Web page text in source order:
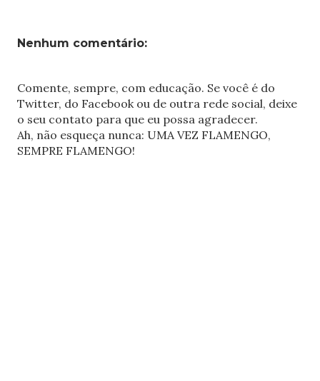
Nenhum comentário:
Comente, sempre, com educação. Se você é do
Twitter, do Facebook ou de outra rede social, deixe
o seu contato para que eu possa agradecer.
Ah, não esqueça nunca: UMA VEZ FLAMENGO,
SEMPRE FLAMENGO!